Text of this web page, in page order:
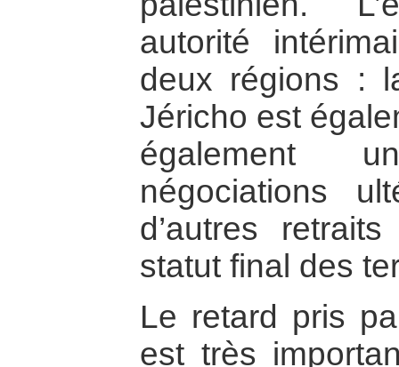
autorité
deux régions :
Jéricho est
également
négociations
d’autres
statut final des
Le retard pris
est très